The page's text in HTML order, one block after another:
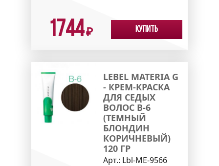
1744₽ Купить
LEBEL MATERIA G
- КРЕМ-КРАСКА
ДЛЯ СЕДЫХ
ВОЛОС B-6
(ТЕМНЫЙ
БЛОНДИН
КОРИЧНЕВЫЙ)
120 ГР
Арт.: Lbl-МЕ-9566